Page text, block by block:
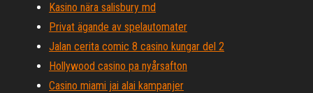
Kasino nära salisbury md
Privat ägande av spelautomater
Jalan cerita comic 8 casino kungar del 2
Hollywood casino pa nyårsafton
Casino miami jai alai kampanjer